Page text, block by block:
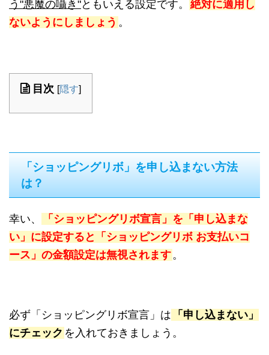
う"悪魔の囁き"ともいえる設定です。 絶対に適用し
ないようにしましょう 。
目次 [隠す]
「ショッピングリボ」を申し込まない方法
は？
幸い、
「ショッピングリボ宣言」を「申し込まな
い」に設定すると「ショッピングリボ お支払いコ
ース」の金額設定は無視されます 。
必ず「ショッピングリボ宣言」は
「申し込まない」
にチェック を入れておきましょう。